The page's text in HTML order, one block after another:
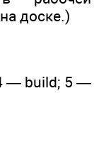
доске.)
— build; 5 —